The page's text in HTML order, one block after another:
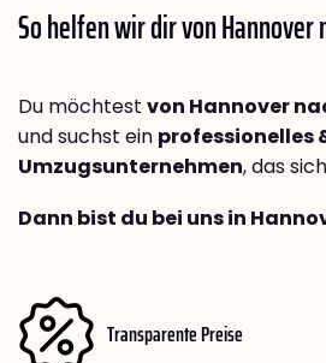
So helfen wir dir von Hannover
Du möchtest von Hannover
und suchst ein professionelles
Umzugsunternehmen, das
Dann bist du bei uns in
Transparente Preise